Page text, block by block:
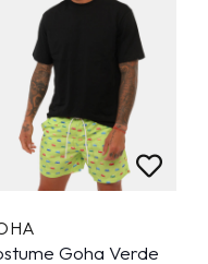
Goha Verde